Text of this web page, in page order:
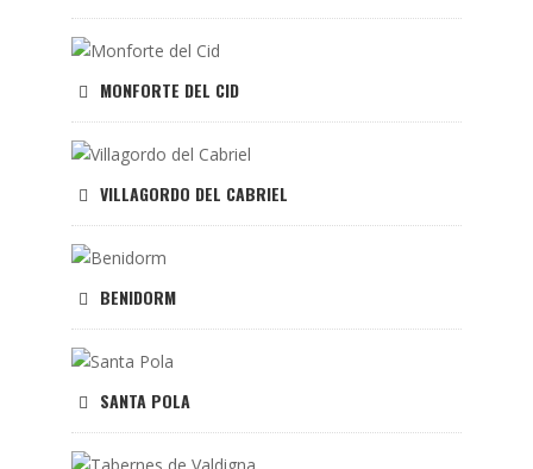
MONFORTE DEL CID
VILLAGORDO DEL CABRIEL
BENIDORM
SANTA POLA